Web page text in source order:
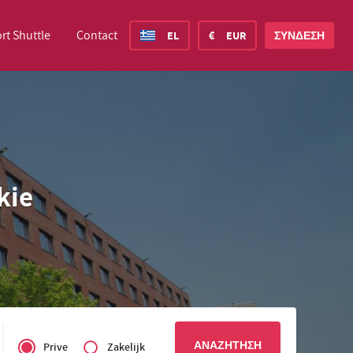
Shuttle Contact EL
Español
Hrvatski
Finnish
€ EUR
States Dollar
Krone
Krone zł Poland Zloty
Krona CHF Switzerland Franc
ΣΎΝΔΕΣΗ
of
Prive Zakelijk